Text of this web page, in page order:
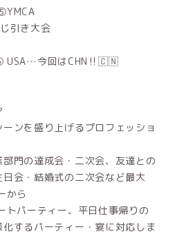
引き大会
USA…今回はCHN‼️🇨🇳
ンを盛り上げるプロフェッショ
門の達成会・二次会、友達との
会・結婚式の二次会など最大
から
トパーティー、平日仕事帰りの
するパーティー・宴に対応しま